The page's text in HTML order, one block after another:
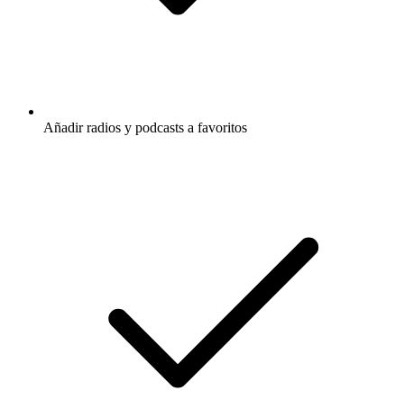
Añadir radios y podcasts a favoritos